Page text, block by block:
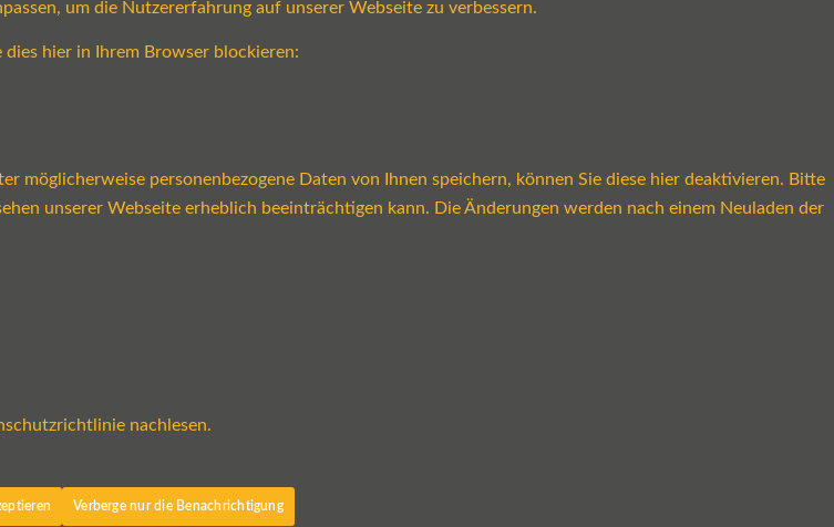
um die Nutzererfahrung auf unserer Webseite zu verbessern.
hier in Ihrem Browser blockieren:
möglicherweise personenbezogene Daten von Ihnen speichern, können Sie diese hier deaktivieren. Bitte
unserer Webseite erheblich beeinträchtigen kann. Die Änderungen werden nach einem Neuladen der
nachlesen.
Verberge nur die Benachrichtigung